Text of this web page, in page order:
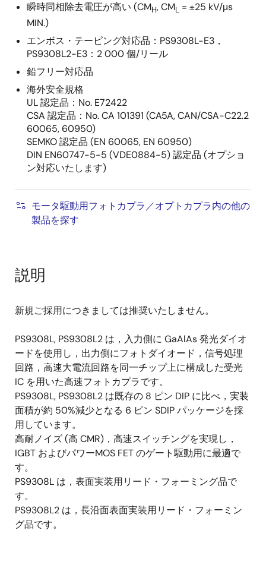
瞬時同相除去電圧が高い (CMH, CML = ±25 kV/μs
MIN.)
エンボス・テーピング対応品：PS9308L-E3，
PS9308L2-E3：2 000 個/リール
鉛フリー対応品
海外安全規格
UL 認定品：No. E72422
CSA 認定品：No. CA 101391 (CA5A, CAN/CSA-C22.2
60065, 60950)
SEMKO 認定品 (EN 60065, EN 60950)
DIN EN60747-5-5 (VDE0884-5) 認定品 (オプショ
ン対応いたします)
モータ駆動用フォトカプラ／オプトカプラ内の他の
製品を探す
説明
新規ご採用につきましては推奨いたしません。
PS9308L, PS9308L2 は，入力側に GaAlAs 発光ダイオ
ードを使用し，出力側にフォトダイオード，信号処理
回路，高速大電流回路を同一チップ上に構成した受光
IC を用いた高速フォトカプラです。
PS9308L, PS9308L2 は既存の 8 ピン DIP に比べ，実装
面積が約 50%減少となる 6 ピン SDIP パッケージを採
用しています。
高耐ノイズ (高 CMR)，高速スイッチングを実現し，
IGBT およびパワーMOS FET のゲート駆動用に最適で
す。
PS9308L は，表面実装用リード・フォーミング品で
す。
PS9308L2 は，長沿面表面実装用リード・フォーミン
グ品です。